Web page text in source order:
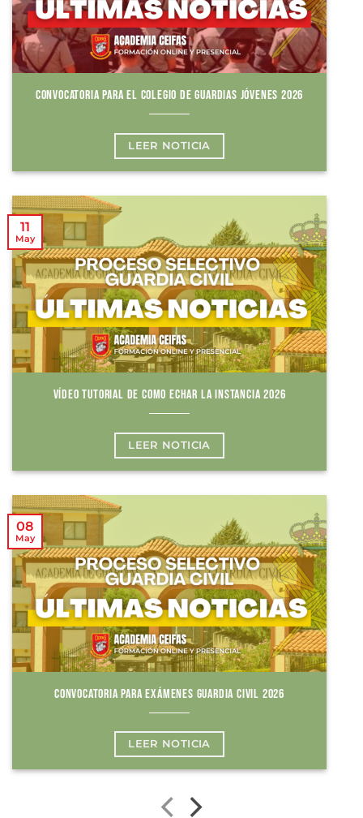
CONVOCATORIA PARA EL COLEGIO DE GUARDIAS JÓVENES 2026
LEER NOTICIA
VÍDEO TUTORIAL DE COMO ECHAR LA INSTANCIA 2026
LEER NOTICIA
11
May
CONVOCATORIA PARA EXÁMENES GUARDIA CIVIL 2026
LEER NOTICIA
08
May